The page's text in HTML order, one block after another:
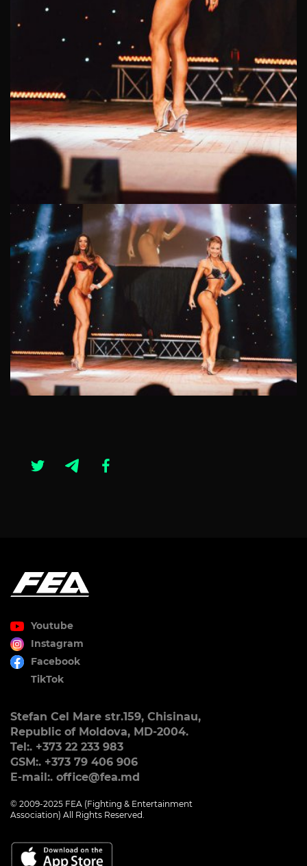
Youtube
Instagram
Facebook
TikTok
Stefan Cel Mare str.159, Chisinau,
Republic of Moldova, MD-2004.
Tel:. +373 22 233 983
GSM:. +373 79 406 906
E-mail:. office@fea.md
© 2009-2025 FEA (Fighting & Entertainment
Association) All Rights Reserved.